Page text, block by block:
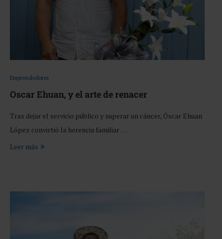
Emprendedores
Oscar Ehuan, y el arte de renacer
Tras dejar el servicio público y superar un cáncer, Óscar Ehuan
López convirtió la herencia familiar …
Leer más